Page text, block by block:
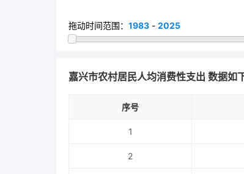
拖动时间范围： 1983 - 2025
嘉兴市农村居民人均消费性支出 数据如下
序号
1
2